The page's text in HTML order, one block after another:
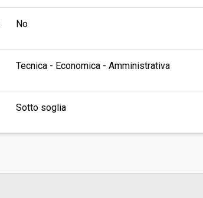
No
Tecnica - Economica - Amministrativa
Sotto soglia